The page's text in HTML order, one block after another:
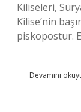
Kiliseleri,
Kilise’nin
piskopostur.
Devamını